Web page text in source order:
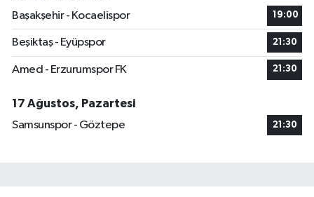
Başakşehir - Kocaelispor
19:00
Beşiktaş - Eyüpspor 21:30
Amed - Erzurumspor FK 21:30
17 Ağustos, Pazartesi
Samsunspor - Göztepe
21:30